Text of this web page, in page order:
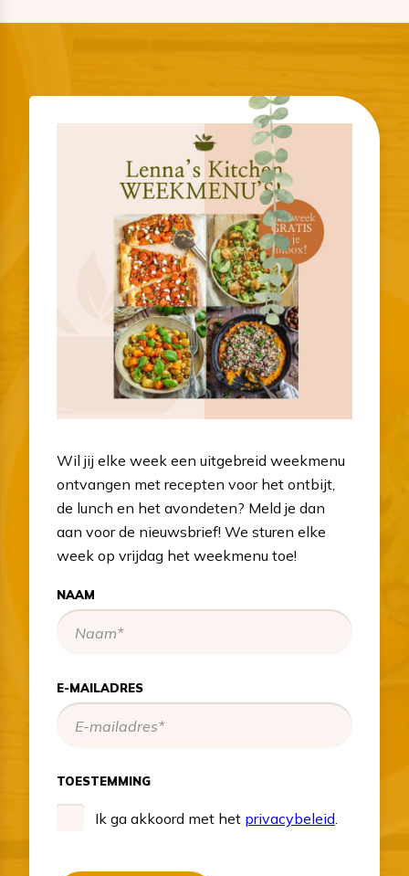
Wil jij elke week een uitgebreid weekmenu
ontvangen met recepten voor het ontbijt,
de lunch en het avondeten? Meld je dan
aan voor de nieuwsbrief! We sturen elke
week op vrijdag het weekmenu toe!
NAAM
E-MAILADRES
TOESTEMMING
Ik ga akkoord met het privacybeleid.